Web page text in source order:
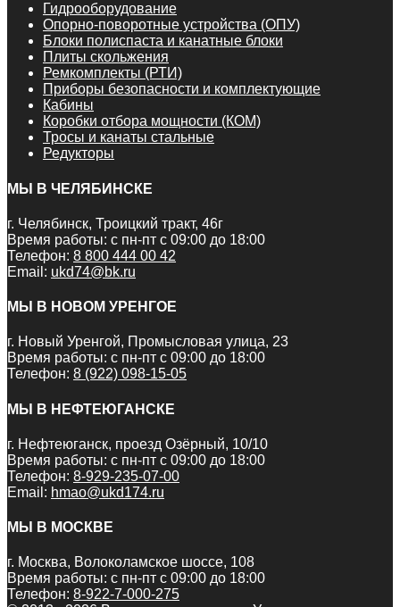
Гидрооборудование
Опорно-поворотные устройства (ОПУ)
Блоки полиспаста и канатные блоки
Плиты скольжения
Ремкомплекты (РТИ)
Приборы безопасности и комплектующие
Кабины
Коробки отбора мощности (КОМ)
Тросы и канаты стальные
Редукторы
МЫ В ЧЕЛЯБИНСКЕ
г. Челябинск, Троицкий тракт, 46г
Время работы: с пн-пт с 09:00 до 18:00
Телефон: 8 800 444 00 42
Email: ukd74@bk.ru
МЫ В НОВОМ УРЕНГОЕ
г. Новый Уренгой, Промысловая улица, 23
Время работы: с пн-пт с 09:00 до 18:00
Телефон: 8 (922) 098-15-05
МЫ В НЕФТЕЮГАНСКЕ
г. Нефтеюганск, проезд Озёрный, 10/10
Время работы: с пн-пт с 09:00 до 18:00
Телефон: 8-929-235-07-00
Email: hmao@ukd174.ru
МЫ В МОСКВЕ
г. Москва, Волоколамское шоссе, 108
Время работы: с пн-пт с 09:00 до 18:00
Телефон: 8-922-7-000-275